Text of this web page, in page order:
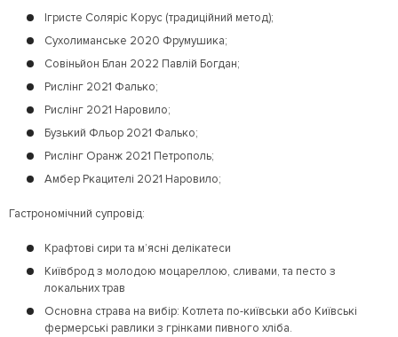
Ігристе Соляріс Корус (традиційний метод);
Сухолиманське 2020 Фрумушика;
Совіньйон Блан 2022 Павлій Богдан;
Рислінг 2021 Фалько;
Рислінг 2021 Наровило;
Бузький Фльор 2021 Фалько;
Рислінг Оранж 2021 Петрополь;
Амбер Ркацителі 2021 Наровило;
Гастрономічний супровід:
Крафтові сири та м’ясні делікатеси
Київброд з молодою моцареллою, сливами, та песто з
локальних трав
Основна страва на вибір: Котлета по-київськи або Київські
фермерські равлики з грінками пивного хліба.